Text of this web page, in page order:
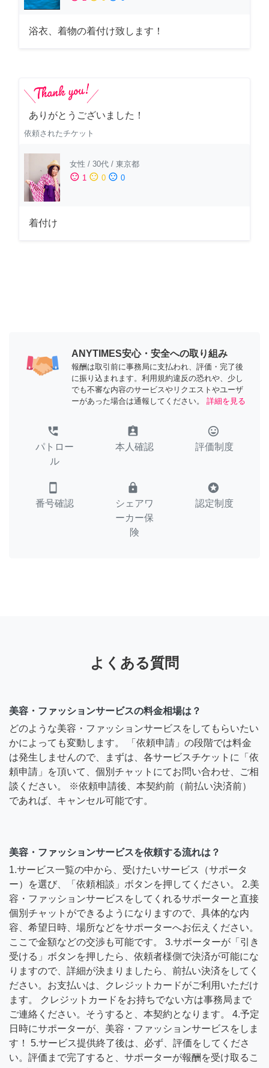
浴衣、着物の着付け致します！
ありがとうございました！
依頼されたチケット
女性 / 30代 / 東京都
sentiment_satisfied 1 sentiment_neutral 0 sentiment_dissatisfied 0
着付け
ANYTIMES安心・安全への取り組み
報酬は取引前に事務局に支払われ、評価・完了後
に振り込まれます。利用規約違反の恐れや、少し
でも不審な内容のサービスやリクエストやユーザ
ーがあった場合は通報してください。
詳細を見る
perm_phone_msg
パトロー
ル
assignment_ind
本人確認
tag_faces
評価制度
smartphone
番号確認
lock
シェアワ
ーカー保
険
stars
認定制度
よくある質問
美容・ファッションサービスの料金相場は？
どのような美容・ファッションサービスをしてもらいたい
かによっても変動します。 「依頼申請」の段階では料金
は発生しませんので、まずは、各サービスチケットに「依
頼申請」を頂いて、個別チャットにてお問い合わせ、ご相
談ください。 ※依頼申請後、本契約前（前払い決済前）
であれば、キャンセル可能です。
美容・ファッションサービスを依頼する流れは？
1.サービス一覧の中から、受けたいサービス（サポータ
ー）を選び、「依頼相談」ボタンを押してください。 2.美
容・ファッションサービスをしてくれるサポーターと直接
個別チャットができるようになりますので、具体的な内
容、希望日時、場所などをサポーターへお伝えください。
ここで金額などの交渉も可能です。 3.サポーターが「引き
受ける」ボタンを押したら、依頼者様側で決済が可能にな
りますので、詳細が決まりましたら、前払い決済をしてく
ださい。お支払いは、クレジットカードがご利用いただけ
ます。 クレジットカードをお持ちでない方は事務局まで
ご連絡ください。そうすると、本契約となります。 4.予定
日時にサポーターが、美容・ファッションサービスをしま
す！ 5.サービス提供終了後は、必ず、評価をしてくださ
い。評価まで完了すると、サポーターが報酬を受け取るこ